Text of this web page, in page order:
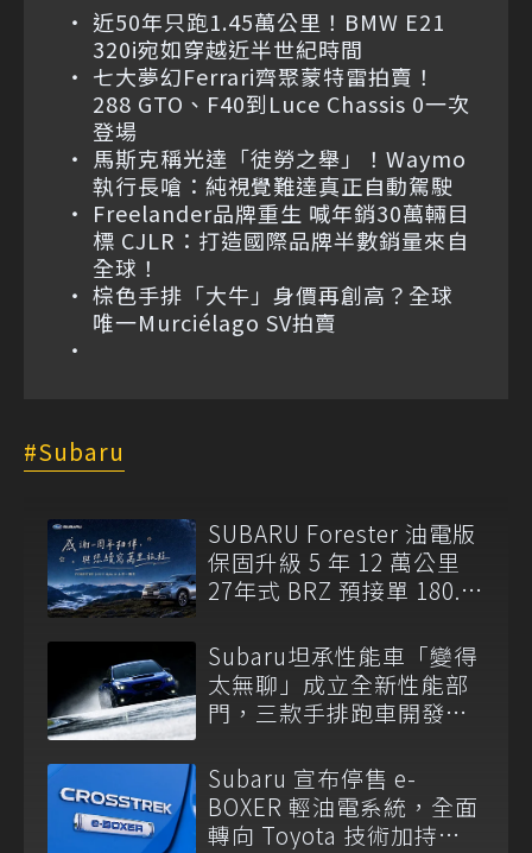
近50年只跑1.45萬公里！BMW E21
320i宛如穿越近半世紀時間
七大夢幻Ferrari齊聚蒙特雷拍賣！
288 GTO、F40到Luce Chassis 0一次
登場
馬斯克稱光達「徒勞之舉」！Waymo
執行長嗆：純視覺難達真正自動駕駛
Freelander品牌重生 喊年銷30萬輛目
標 CJLR：打造國際品牌半數銷量來自
全球！
棕色手排「大牛」身價再創高？全球
唯一Murciélago SV拍賣
Subaru
SUBARU Forester 油電版
保固升級 5 年 12 萬公里
27年式 BRZ 預接單 180.8
Subaru坦承性能車「變得
太無聊」成立全新性能部
門，三款手排跑車開發
Subaru 宣布停售 e-
BOXER 輕油電系統，全面
轉向 Toyota 技術加持